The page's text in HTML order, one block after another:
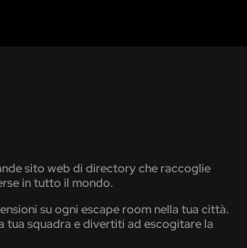
sito web di directory che raccoglie
in tutto il mondo.
su ogni escape room nella tua città.
tua squadra e divertiti ad escogitare la